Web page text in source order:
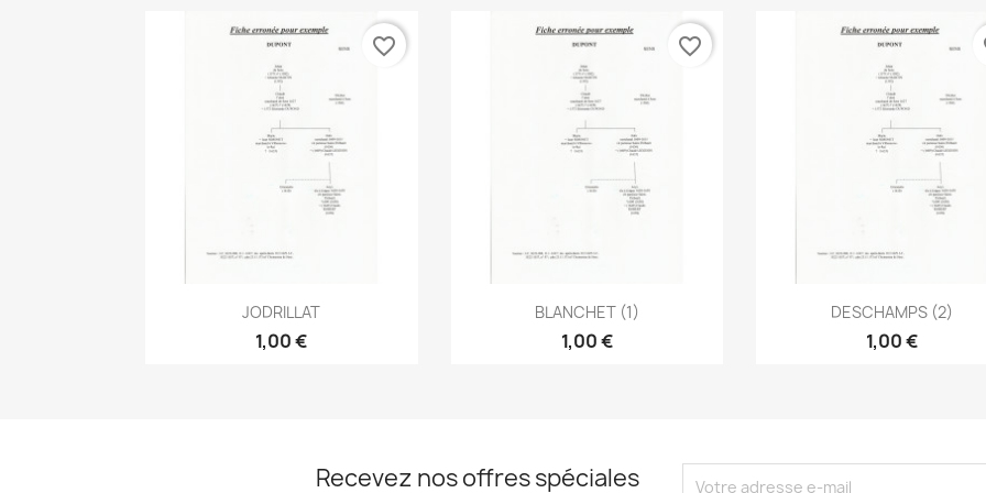
Aperçu rapide
JODRILLAT
1,00 €
favorite_border
Aperçu rapide
BLANCHET (1)
1,00 €
favorite_border
Aperçu rapide
DESCHAMPS (2)
1,00 €
Recevez nos offres spéciales